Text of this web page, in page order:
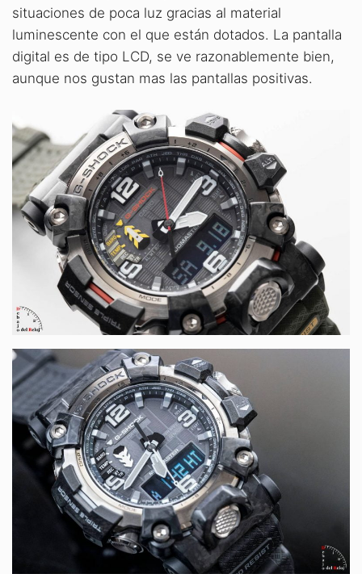
situaciones de poca luz gracias al material
luminescente con el que están dotados. La pantalla
digital es de tipo LCD, se ve razonablemente bien,
aunque nos gustan mas las pantallas positivas.